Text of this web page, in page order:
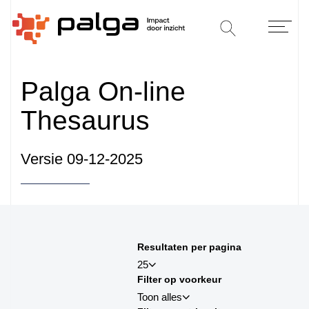
Palga On-line
Thesaurus
Versie 09-12-2025
Resultaten per pagina
25
25
Filter op voorkeur
Toon alles
sortby_title:desc
sortby_palga:asc